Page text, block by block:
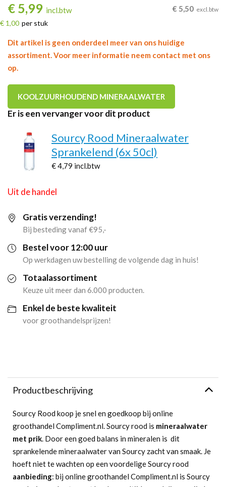
€ 5,99 incl.btw
€ 1,00 per stuk
€ 5,50 excl.btw
Dit artikel is geen onderdeel meer van ons huidige
assortiment. Voor meer informatie neem contact met ons
op.
KOOLZUURHOUDEND MINERAALWATER
Er is een vervanger voor dit product
Sourcy Rood Mineraalwater
Sprankelend (6x 50cl)
€ 4,79 incl.btw
Uit de handel
Gratis verzending!
Bij besteding vanaf €95,-
Bestel voor 12:00 uur
Op werkdagen uw bestelling de volgende dag in huis!
Totaalassortiment
Keuze uit meer dan 6.000 producten.
Enkel de beste kwaliteit
voor groothandelsprijzen!
Productbeschrijving
Sourcy Rood koop je snel en goedkoop bij online
groothandel Compliment.nl. Sourcy rood is mineraalwater
met prik . Door een goed balans in mineralen is dit
sprankelende mineraalwater van Sourcy zacht van smaak. Je
hoeft niet te wachten op een voordelige Sourcy rood
aanbieding: bij online groothandel Compliment.nl is Sourcy